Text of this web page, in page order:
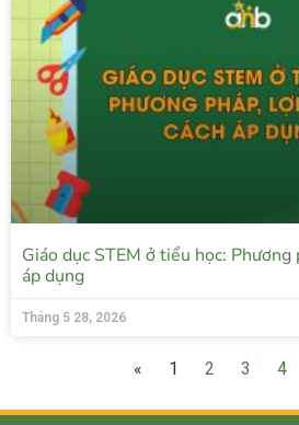
Giáo dục STEM ở tiểu học: Phương
áp dụng
Tháng 5 28, 2026
« 1 2 3 4